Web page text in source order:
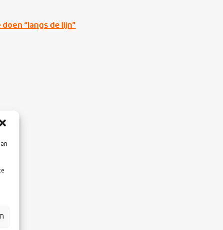
“langs de lijn”